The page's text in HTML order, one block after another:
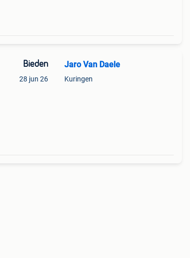
Bieden
28 jun 26
Jaro Van Daele
Kuringen